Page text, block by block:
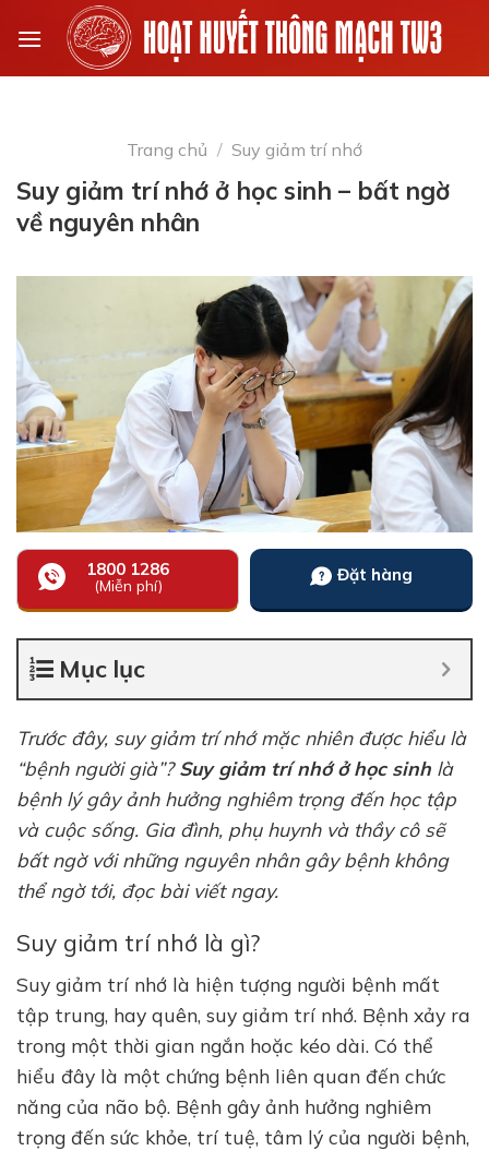
Trang chủ / Suy giảm trí nhớ
Suy giảm trí nhớ ở học sinh – bất ngờ
về nguyên nhân
1800 1286
(Miễn phí)
Đặt hàng
Mục lục
Trước đây, suy giảm trí nhớ mặc nhiên được hiểu là
“bệnh người già”?Suy giảm trí nhớ ở học sinh là
bệnh lý gây ảnh hưởng nghiêm trọng đến học tập
và cuộc sống. Gia đình, phụ huynh và thầy cô sẽ
bất ngờ với những nguyên nhân gây bệnh không
thể ngờ tới, đọc bài viết ngay.
Suy giảm trí nhớ là gì?
Suy giảm trí nhớ là hiện tượng người bệnh mất
tập trung, hay quên, suy giảm trí nhớ. Bệnh xảy ra
trong một thời gian ngắn hoặc kéo dài. Có thể
hiểu đây là một chứng bệnh liên quan đến chức
năng của não bộ. Bệnh gây ảnh hưởng nghiêm
trọng đến sức khỏe, trí tuệ, tâm lý của người bệnh,